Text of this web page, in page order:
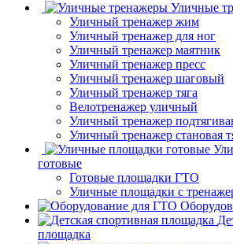
Уличные
Уличный тренажер жим
Уличный тренажер для ног
Уличный тренажер маятник
Уличный тренажер пресс
Уличный тренажер шаговый
Уличный тренажер тяга
Велотренажер уличный
Уличный тренажер
Уличный тренажер становая
готовые
Готовые площадки ГТО
Уличные площадки с
площадка